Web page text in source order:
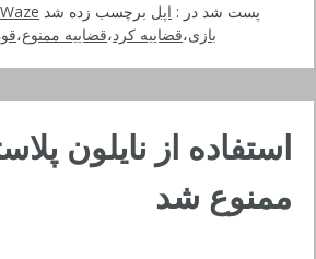
پست شد در : اپل برچسب زده شد Waze
بازی،قضاییه کرد،قضاییه ممنوع،
استفاده از نایلون
ممنوع شد